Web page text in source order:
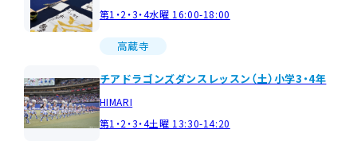
第1・2・3・4水曜 16:00-18:00
高蔵寺
チアドラゴンズダンスレッスン（土）小学3・4年
HIMARI
第1・2・3・4土曜 13:30-14:20